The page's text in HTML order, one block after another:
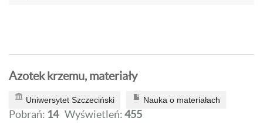
Azotek krzemu, materiały
Uniwersytet Szczeciński Nauka o materiałach
Pobrań: 14 Wyświetleń:455